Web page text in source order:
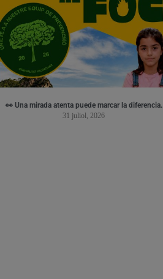
👀 Una mirada atenta puede marcar la diferencia.
31 juliol, 2026